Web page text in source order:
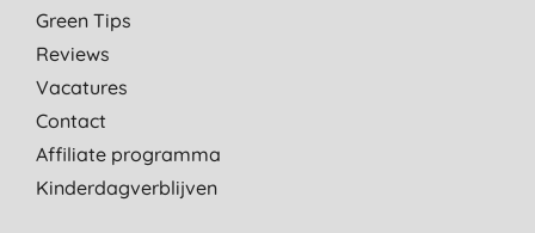
Green Tips
Reviews
Vacatures
Contact
Affiliate programma
Kinderdagverblijven